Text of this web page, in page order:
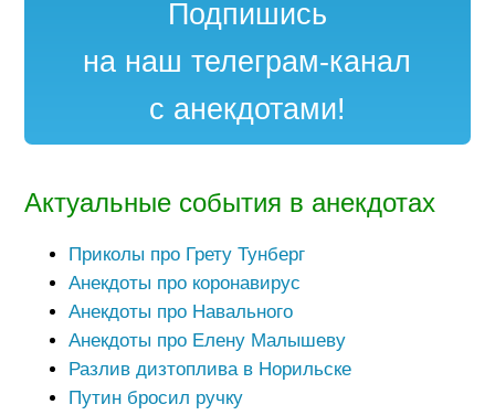
Подпишись
на наш телеграм-канал
с анекдотами!
Актуальные события в анекдотах
Приколы про Грету Тунберг
Анекдоты про коронавирус
Анекдоты про Навального
Анекдоты про Елену Малышеву
Разлив дизтоплива в Норильске
Путин бросил ручку